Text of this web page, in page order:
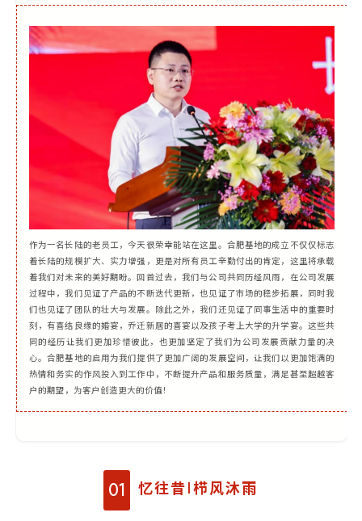
作为一名长陆的老员工，今天很荣幸能站在这里。合肥基地的成立不仅仅标志
着长陆的规模扩大、实力增强，更是对所有员工辛勤付出的肯定，这里将承载
着我们对未来的美好期盼。回首过去，我们与公司共同历经风雨，在公司发展
过程中，我们见证了产品的不断迭代更新，也见证了市场的稳步拓展，同时我
们也见证了团队的壮大与发展。除此之外，我们还见证了同事生活中的重要时
刻，有喜结良缘的婚宴，乔迁新居的喜宴以及孩子考上大学的升学宴。这些共
同的经历让我们更加珍惜彼此，也更加坚定了我们为公司发展贡献力量的决
心。合肥基地的启用为我们提供了更加广阔的发展空间，让我们以更加饱满的
热情和务实的作风投入到工作中，不断提升产品和服务质量，满足甚至超越客
户的期望，为客户创造更大的价值！
01 忆往昔|栉风沐雨